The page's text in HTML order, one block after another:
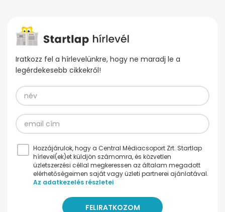
Iratkozz fel a hírlevelünkre, hogy ne maradj le a
legérdekesebb cikkekről!
Hozzájárulok, hogy a Central Médiacsoport Zrt. Startlap
hírlevel(ek)et küldjön számomra, és közvetlen
üzletszerzési céllal megkeressen az általam megadott
elérhetőségeimen saját vagy üzleti partnerei ajánlatával.
Az adatkezelés részletei